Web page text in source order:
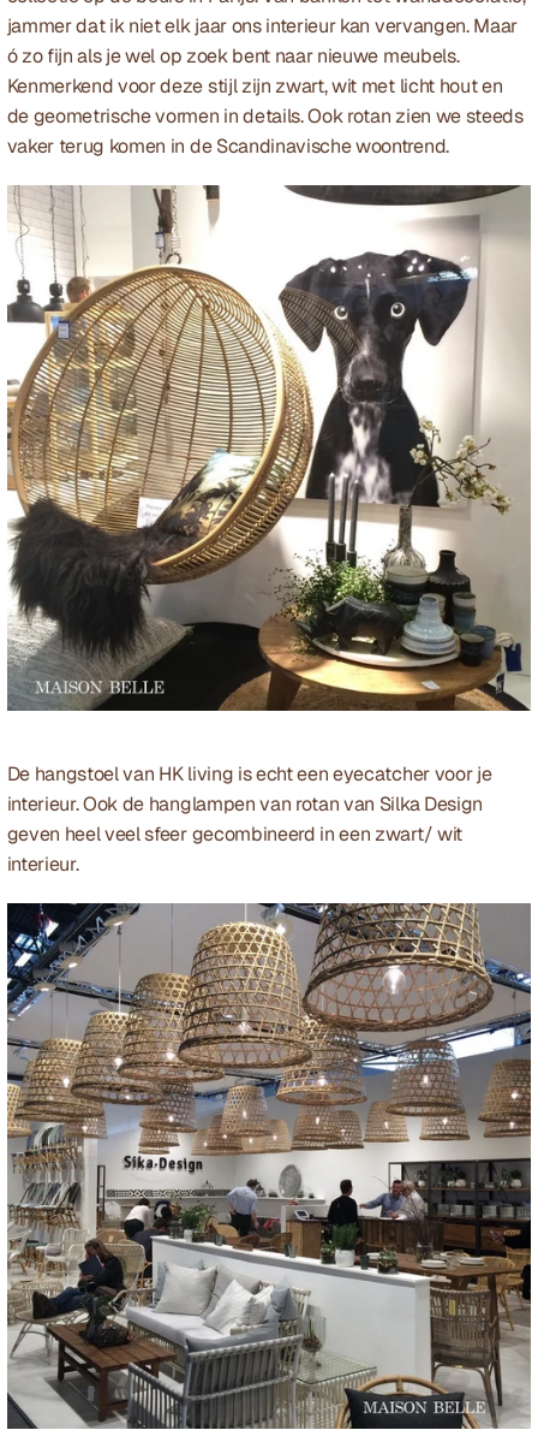
jammer dat ik niet elk jaar ons interieur kan vervangen. Maar
ó zo fijn als je wel op zoek bent naar nieuwe meubels.
Kenmerkend voor deze stijl zijn zwart, wit met licht hout en
de geometrische vormen in details. Ook rotan zien we steeds
vaker terug komen in de Scandinavische woontrend.
De hangstoel van HK living is echt een eyecatcher voor je
interieur. Ook de hanglampen van rotan van Silka Design
geven heel veel sfeer gecombineerd in een zwart/ wit
interieur.